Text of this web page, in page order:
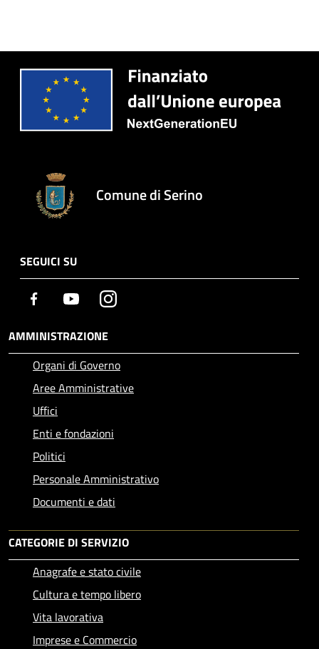
Comune di Serino
SEGUICI SU
Facebook YoutubeInstagram
AMMINISTRAZIONE
Organi di Governo
Aree Amministrative
Uffici
Enti e fondazioni
Politici
Personale Amministrativo
Documenti e dati
CATEGORIE DI SERVIZIO
Anagrafe e stato civile
Cultura e tempo libero
Vita lavorativa
Imprese e Commercio